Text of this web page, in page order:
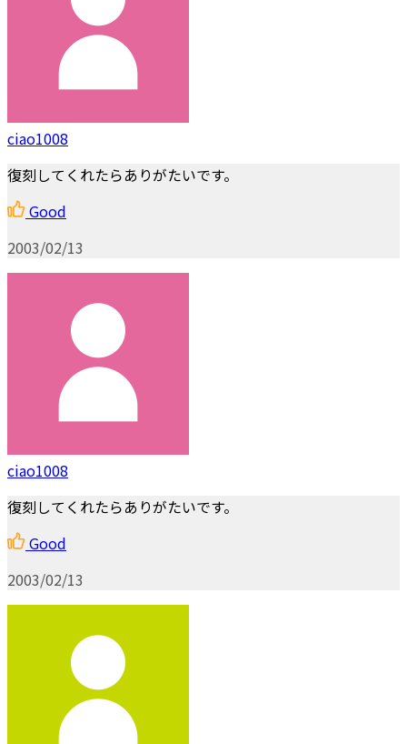
ciao1008
復刻してくれたらありがたいです。
Good
2003/02/13
ciao1008
復刻してくれたらありがたいです。
Good
2003/02/13